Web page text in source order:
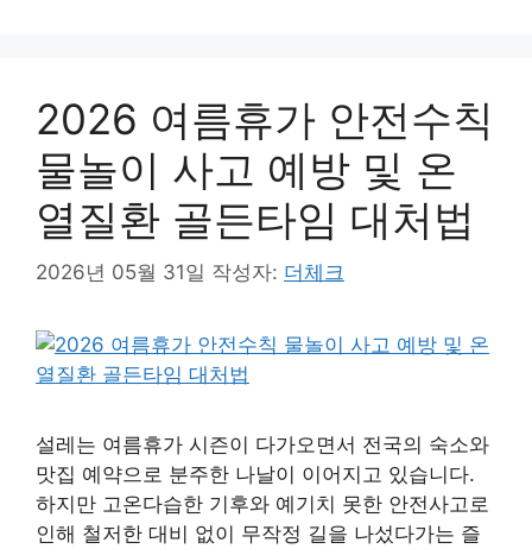
2026 여름휴가 안전수칙
물놀이 사고 예방 및 온
열질환 골든타임 대처법
2026년 05월 31일 작성자: 더체크
설레는 여름휴가 시즌이 다가오면서 전국의 숙소와
맛집 예약으로 분주한 나날이 이어지고 있습니다.
하지만 고온다습한 기후와 예기치 못한 안전사고로
인해 철저한 대비 없이 무작정 길을 나섰다가는 즐